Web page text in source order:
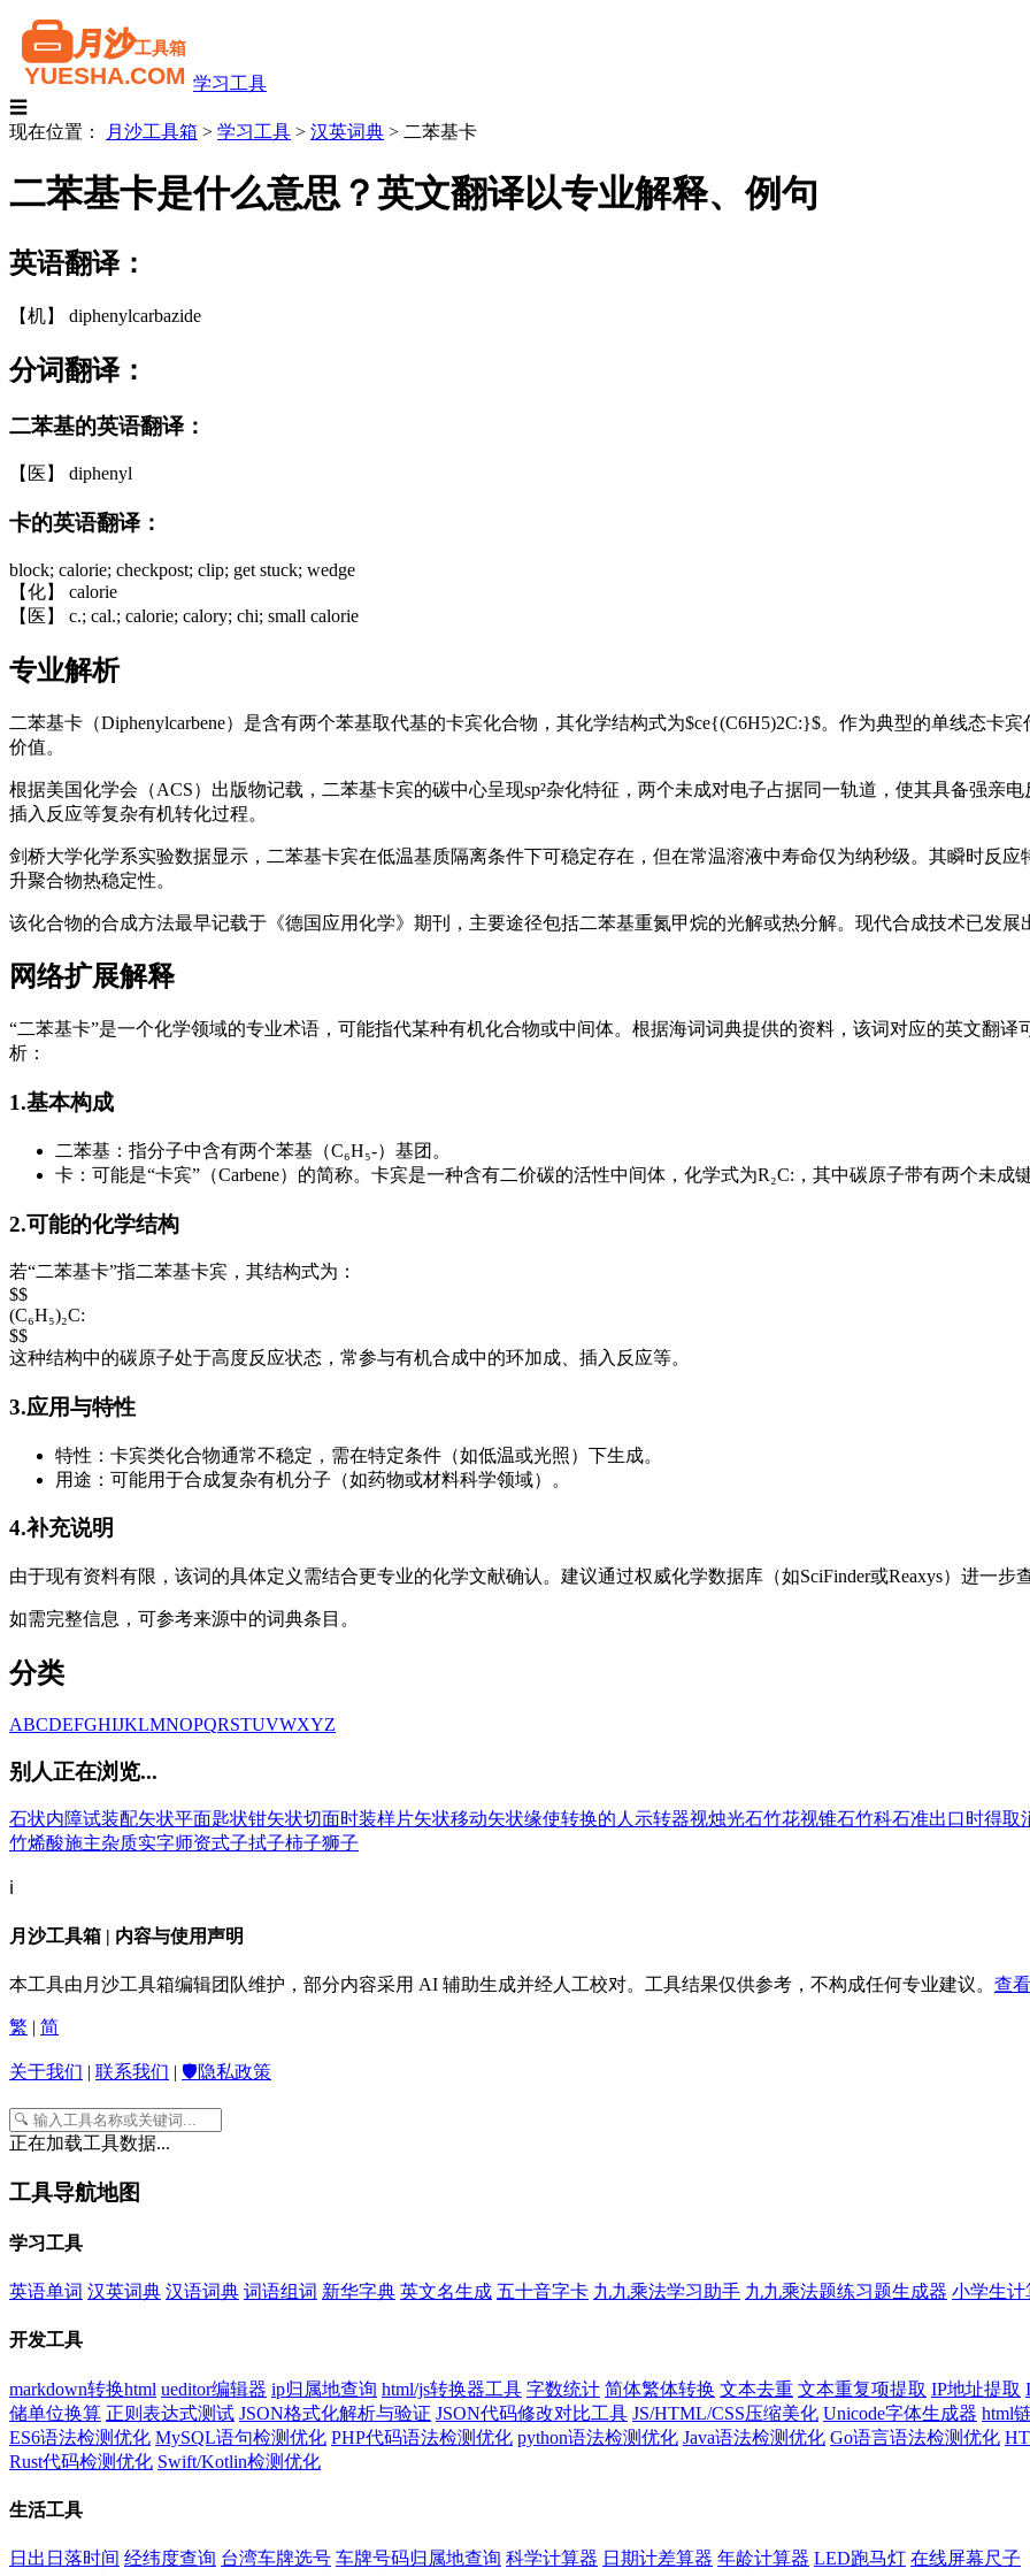
学习工具
☰
现在位置：
月沙工具箱 > 学习工具 > 汉英词典 > 二苯基卡
二苯基卡是什么意思？英文翻译以专业解释、例句
英语翻译：
【机】 diphenylcarbazide
分词翻译：
二苯基的英语翻译：
【医】 diphenyl
卡的英语翻译：
block; calorie; checkpost; clip; get stuck; wedge
【化】 calorie
【医】 c.; cal.; calorie; calory; chi; small calorie
专业解析
二苯基卡（Diphenylcarbene）是含有两个苯基取代基的卡宾化合物，其化学结构式为$ce{(C6H5)2C:}$。作为典型的单线态卡
价值。
根据美国化学会（ACS）出版物记载，二苯基卡宾的碳中心呈现sp²杂化特征，两个未成对电子占据同一轨道，使其具备强亲
插入反应等复杂有机转化过程。
剑桥大学化学系实验数据显示，二苯基卡宾在低温基质隔离条件下可稳定存在，但在常温溶液中寿命仅为纳秒级。其瞬时反
升聚合物热稳定性。
该化合物的合成方法最早记载于《德国应用化学》期刊，主要途径包括二苯基重氮甲烷的光解或热分解。现代合成技术已发
网络扩展解释
“二苯基卡”是一个化学领域的专业术语，可能指代某种有机化合物或中间体。根据海词词典提供的资料，该词对应的英文翻译
析：
1.基本构成
二苯基：指分子中含有两个苯基（C₆H₅-）基团。
卡：可能是“卡宾”（Carbene）的简称。卡宾是一种含有二价碳的活性中间体，化学式为R₂C:，其中碳原子带有两个未成
2.可能的化学结构
若“二苯基卡”指二苯基卡宾，其结构式为：
$$
(C₆H₅)₂C:
$$
这种结构中的碳原子处于高度反应状态，常参与有机合成中的环加成、插入反应等。
3.应用与特性
特性：卡宾类化合物通常不稳定，需在特定条件（如低温或光照）下生成。
用途：可能用于合成复杂有机分子（如药物或材料科学领域）。
4.补充说明
由于现有资料有限，该词的具体定义需结合更专业的化学文献确认。建议通过权威化学数据库（如SciFinder或Reaxys）进一步
如需完整信息，可参考来源中的词典条目。
分类
ABCDEFGHIJKLMNOPQRSTUVWXYZ
别人正在浏览...
石状内障试装配矢状平面匙状钳矢状切面时装样片矢状移动矢状缘使转换的人 示转器视烛光石竹花视锥石竹科石准出口时得取
竹烯酸施主杂质实字师资式子拭子柿子狮子
ℹ️
月沙工具箱 | 内容与使用声明
本工具由月沙工具箱编辑团队维护，部分内容采用 AI 辅助生成并经人工校对。工具结果仅供参考，不构成任何专业建议。 查
繁 | 简
关于我们 | 联系我们 | 🛡️隐私政策
正在加载工具数据...
工具导航地图
学习工具
英语单词 汉英词典 汉语词典 词语组词 新华字典 英文名生成 五十音字卡 九九乘法学习助手 九九乘法题练习题生成器 小学生计
开发工具
markdown转换html ueditor编辑器 ip归属地查询 html/js转换器工具 字数统计 简体繁体转换 文本去重 文本重复项提取 IP地址提取
储单位换算 正则表达式测试 JSON格式化解析与验证 JSON代码修改对比工具 JS/HTML/CSS压缩美化 Unicode字体生成器 html
ES6语法检测优化 MySQL语句检测优化 PHP代码语法检测优化 python语法检测优化 Java语法检测优化 Go语言语法检测优化
Rust代码检测优化 Swift/Kotlin检测优化
生活工具
日出日落时间 经纬度查询 台湾车牌选号 车牌号码归属地查询 科学计算器 日期计差算器 年龄计算器 LED跑马灯 在线屏幕尺子